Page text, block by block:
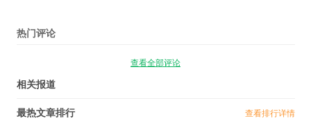
热门评论
查看全部评论
相关报道
最热文章排行 查看排行详情